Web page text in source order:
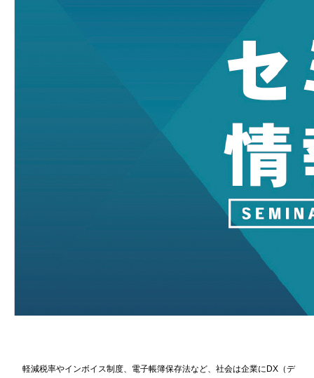
軽減税率やインボイス制度、電子帳簿保存法など、社会は企業にDX（デ